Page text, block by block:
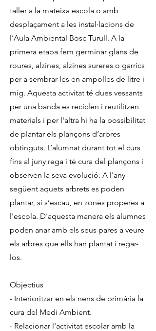
taller a la mateixa escola o amb
desplaçament a les instal·lacions de
l’Aula Ambiental Bosc Turull. A la
primera etapa fem germinar glans de
roures, alzines, alzines sureres o garrics
per a sembrar-les en ampolles de litre i
mig. Aquesta activitat té dues vessants
per una banda es reciclen i reutilitzen
materials i per l'altra hi ha la possibilitat
de plantar els plançons d’arbres
obtinguts. L’alumnat durant tot el curs
fins al juny rega i té cura del plançons i
observen la seva evolució. A l'any
següent aquets arbrets es poden
plantar, si s’escau, en zones properes a
l'escola. D'aquesta manera els alumnes
poden anar amb els seus pares a veure
els arbres que ells han plantat i regar-
los.
Objectius
- Interioritzar en els nens de primària la
cura del Medi Ambient.
- Relacionar l'activitat escolar amb la